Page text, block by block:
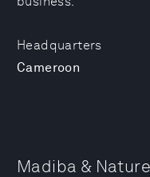
Headquarters
Cameroon
Madiba &